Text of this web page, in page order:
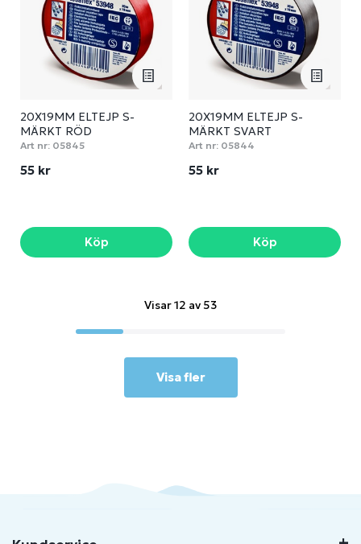
20X19MM ELTEJP S-
MÄRKT RÖD
Art nr: 05845
55 kr
Köp
20X19MM ELTEJP S-
MÄRKT SVART
Art nr: 05844
55 kr
Köp
Visar 12 av 53
Visa fler